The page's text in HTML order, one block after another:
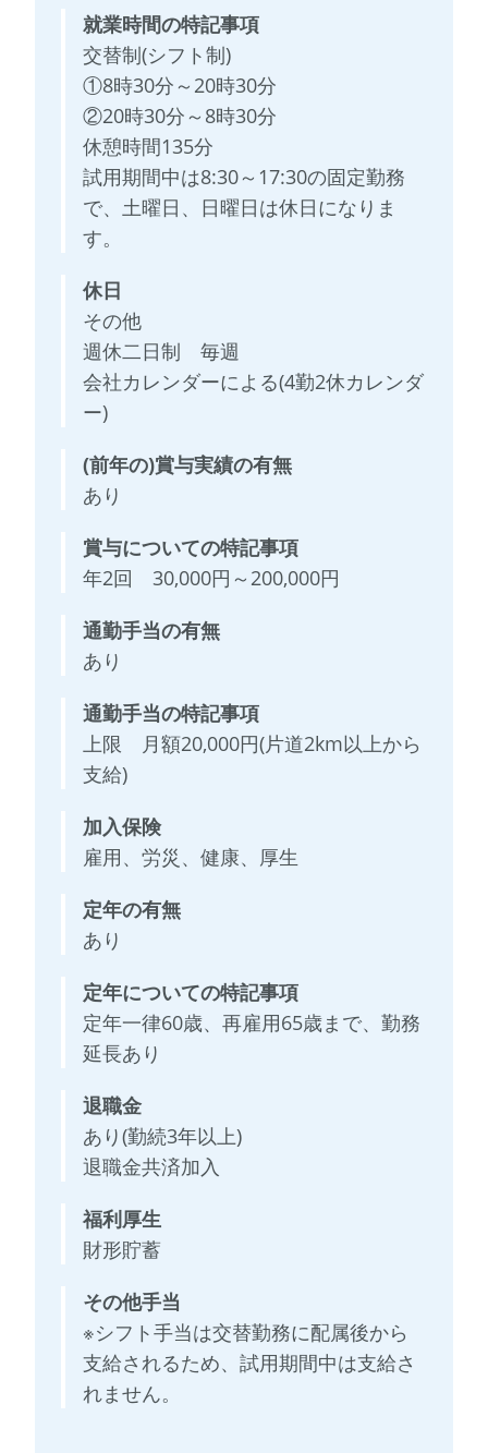
就業時間の特記事項
交替制(シフト制)
①8時30分～20時30分
②20時30分～8時30分
休憩時間135分
試用期間中は8:30～17:30の固定勤務
で、土曜日、日曜日は休日になりま
す。
休日
その他
週休二日制 毎週
会社カレンダーによる(4勤2休カレンダ
ー)
(前年の)賞与実績の有無
あり
賞与についての特記事項
年2回 30,000円～200,000円
通勤手当の有無
あり
通勤手当の特記事項
上限 月額20,000円(片道2km以上から
支給)
加入保険
雇用、労災、健康、厚生
定年の有無
あり
定年についての特記事項
定年一律60歳、再雇用65歳まで、勤務
延長あり
退職金
あり(勤続3年以上)
退職金共済加入
福利厚生
財形貯蓄
その他手当
※シフト手当は交替勤務に配属後から
支給されるため、試用期間中は支給さ
れません。